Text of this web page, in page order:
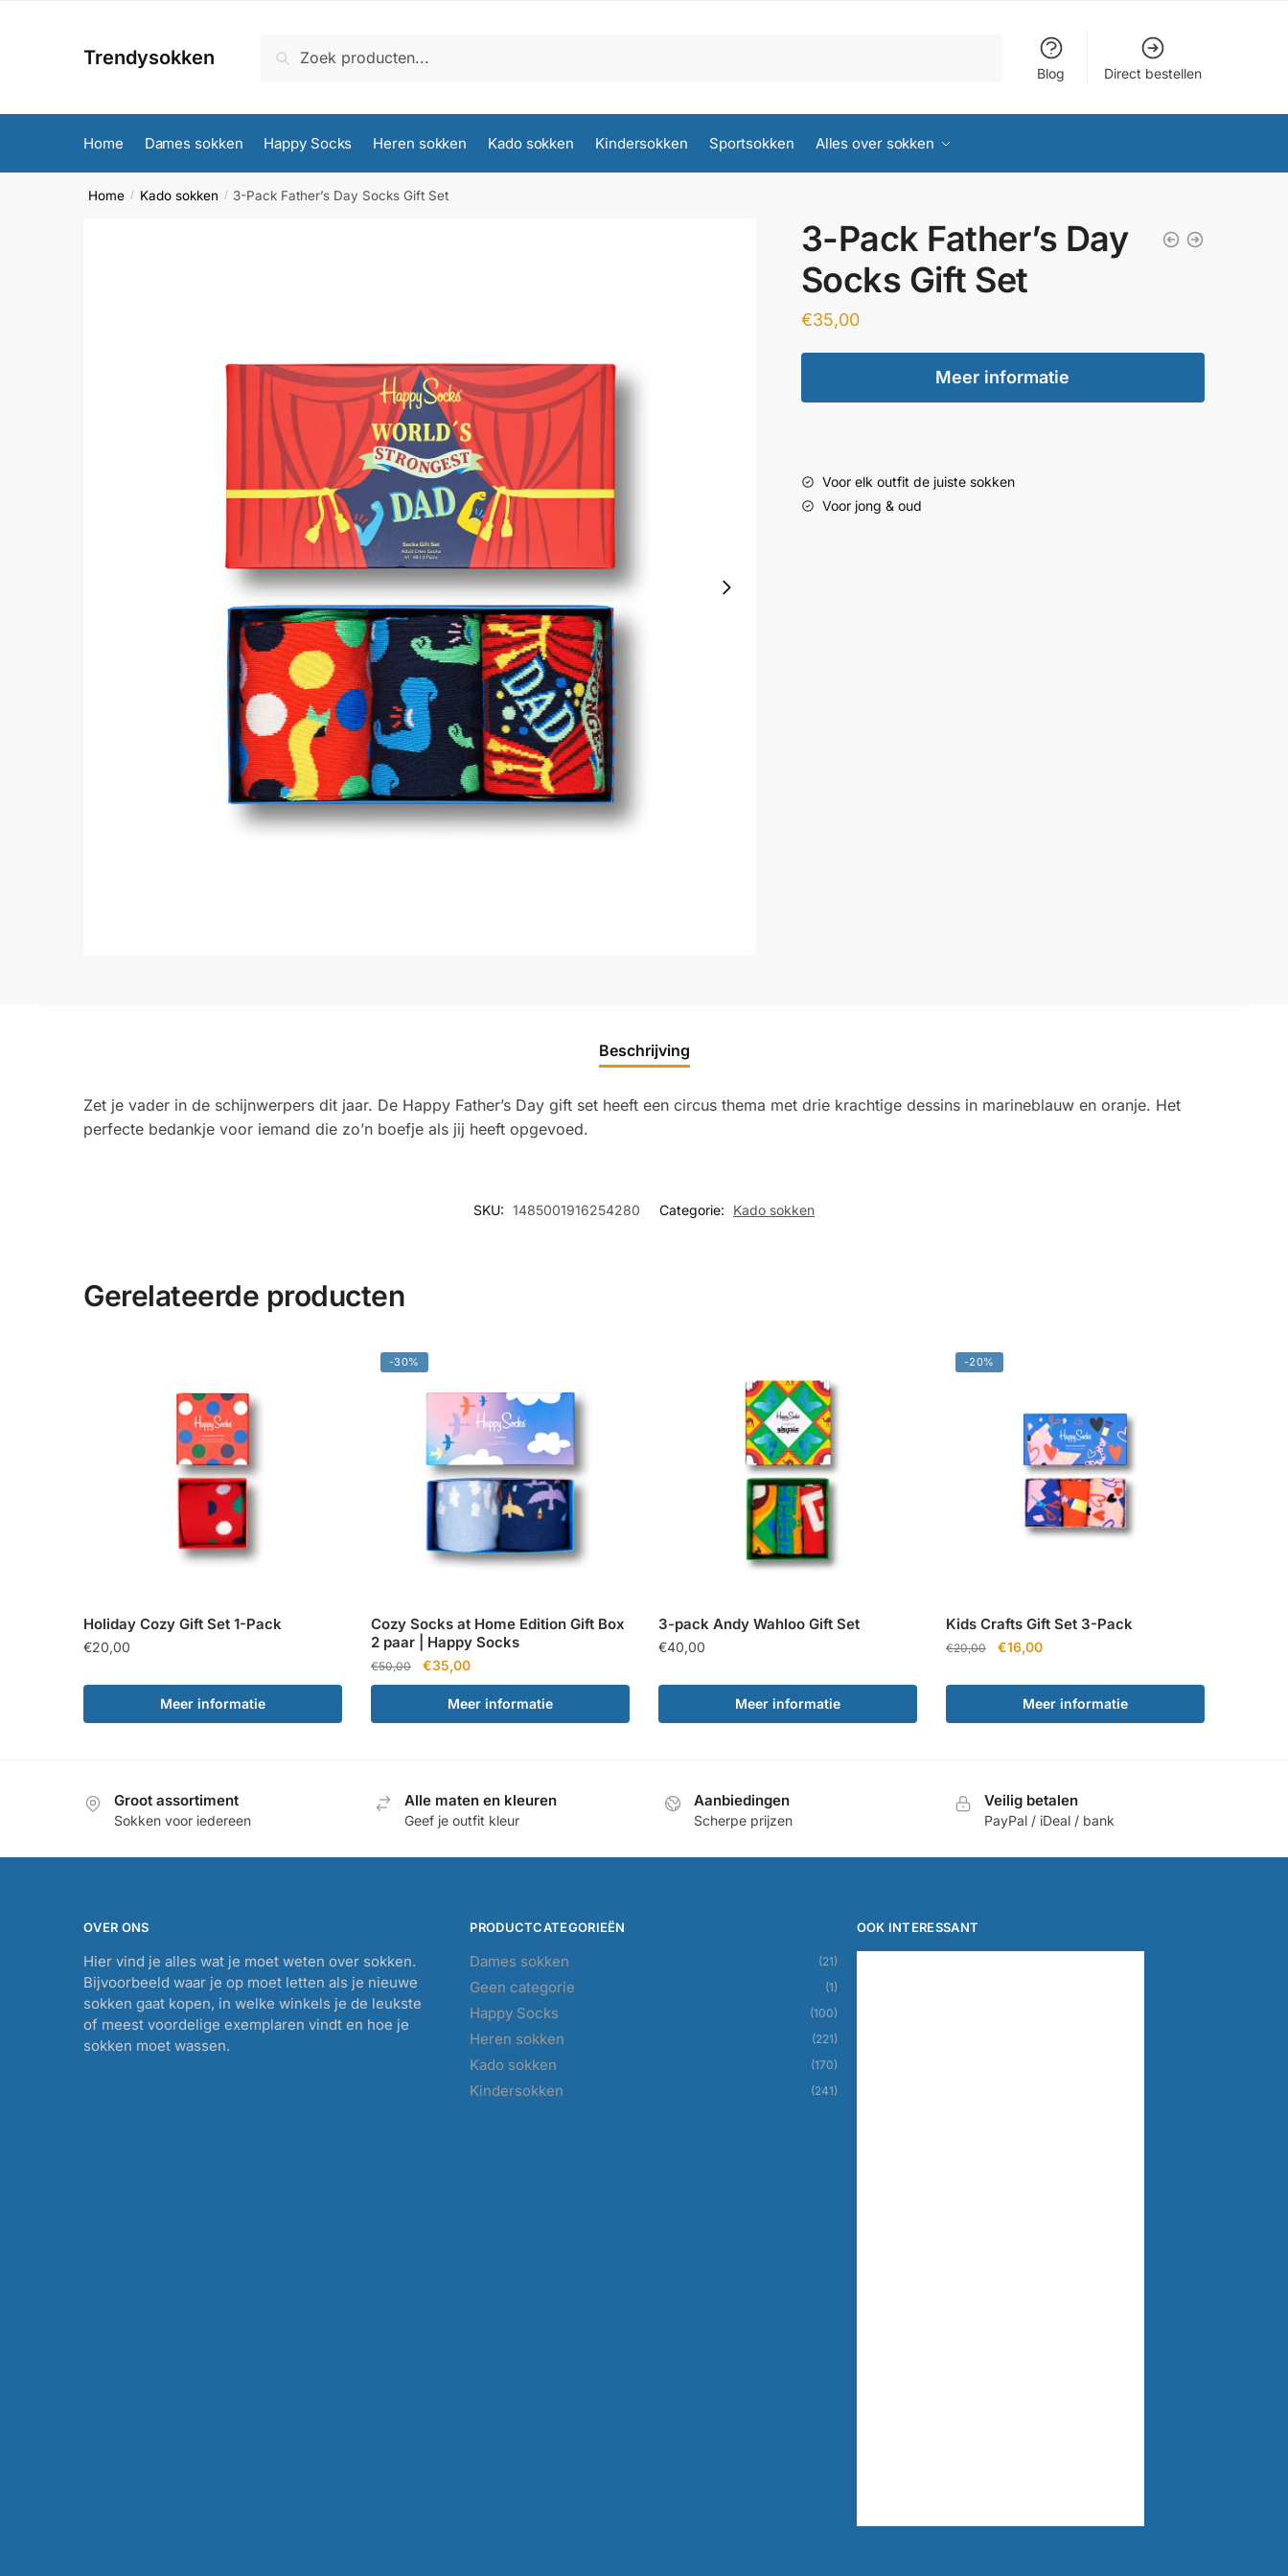
Trendysokken
naar:
Zoeken
Blog Direct bestellen
Home Dames sokken Happy Socks Heren sokken Kado sokken Kindersokken Sportsokken Alles over sokken
Home / Kado sokken / 3-Pack Father’s Day Socks Gift Set
3-Pack Father’s Day
Socks Gift Set
€35,00
Meer informatie
Voor elk outfit de juiste sokken
Voor jong & oud
Beschrijving
Zet je vader in de schijnwerpers dit jaar. De Happy Father’s Day gift set heeft een circus thema met drie krachtige dessins in marineblauw en oranje. Het
perfecte bedankje voor iemand die zo’n boefje als jij heeft opgevoed.
SKU: 1485001916254280 Categorie: Kado sokken
Gerelateerde producten
Holiday Cozy Gift Set 1-Pack
€20,00
Meer informatie
-30%
Cozy Socks at Home Edition Gift Box
2 paar | Happy Socks
€50,00
Oorspronkelijke
prijs
was:
€50,00.
€35,00Huidige
prijs
is:
€35,00.
Meer informatie
3-pack Andy Wahloo Gift Set
€40,00
Meer informatie
-20%
Kids Crafts Gift Set 3-Pack
€20,00
Oorspronkelijke
was:
€20,00.
€16,00Huidige
is:
€16,00.
Meer informatie
Groot assortiment
Sokken voor iedereen
Alle maten en kleuren
Geef je outfit kleur
Aanbiedingen
Scherpe prijzen
Veilig betalen
PayPal / iDeal / bank
OVER ONS
Hier vind je alles wat je moet weten over sokken.
Bijvoorbeeld waar je op moet letten als je nieuwe
sokken gaat kopen, in welke winkels je de leukste
of meest voordelige exemplaren vindt en hoe je
sokken moet wassen.
PRODUCTCATEGORIEËN
Dames sokken (21)
Geen categorie (1)
Happy Socks (100)
Heren sokken (221)
Kado sokken (170)
Kindersokken (241)
OOK INTERESSANT